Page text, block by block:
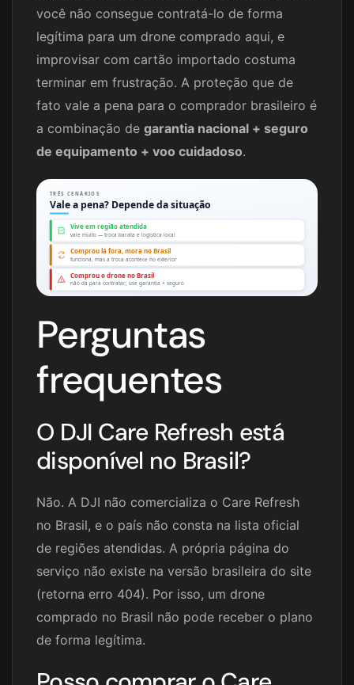
você não consegue contratá-lo de forma
legítima para um drone comprado aqui, e
improvisar com cartão importado costuma
terminar em frustração. A proteção que de
fato vale a pena para o comprador brasileiro é
a combinação de garantia nacional + seguro
de equipamento + voo cuidadoso.
TRÊS CENÁRIOS
Vale a pena? Depende da situação
Vive em região atendida
vale muito — troca barata e logística local
Comprou lá fora, mora no Brasil
funciona, mas a troca acontece no exterior
Comprou o drone no Brasil
não dá para contratar; use garantia + seguro
Perguntas
frequentes
O DJI Care Refresh está
disponível no Brasil?
Não. A DJI não comercializa o Care Refresh
no Brasil, e o país não consta na lista oficial
de regiões atendidas. A própria página do
serviço não existe na versão brasileira do site
(retorna erro 404). Por isso, um drone
comprado no Brasil não pode receber o plano
de forma legítima.